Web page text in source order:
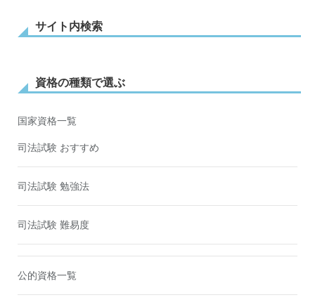
サイト内検索
資格の種類で選ぶ
国家資格一覧
司法試験 おすすめ
司法試験 勉強法
司法試験 難易度
公的資格一覧